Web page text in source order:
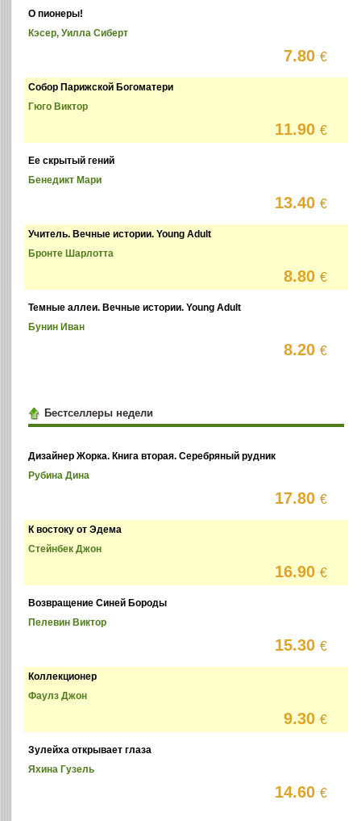
О пионеры!
Кэсер, Уилла Сиберт
7.80€
Собор Парижской Богоматери
Гюго Виктор
11.90€
Ее скрытый гений
Бенедикт Мари
13.40€
Учитель. Вечные истории. Young Adult
Бронте Шарлотта
8.80€
Темные аллеи. Вечные истории. Young Adult
Бунин Иван
8.20€
Бестселлеры недели
Дизайнер Жорка. Книга вторая. Серебряный рудник
Рубина Дина
17.80€
К востоку от Эдема
Стейнбек Джон
16.90€
Возвращение Синей Бороды
Пелевин Виктор
15.30€
Коллекционер
Фаулз Джон
9.30€
Зулейха открывает глаза
Яхина Гузель
14.60€